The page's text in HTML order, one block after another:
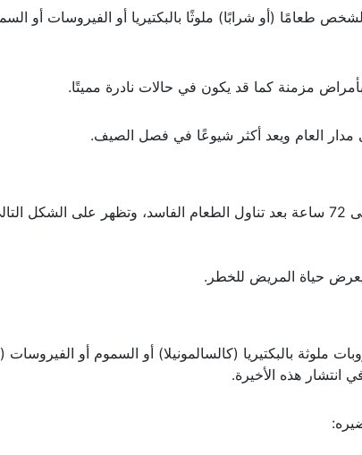
طعامًا (أو شرابًا) ملوثًا بالبكتيريا أو الفيروسات أو
مزمنة كما قد يكون في حالات نادرة مميتًا.
مدار العام ويعد أكثر شيوعًا في فصل الصيف.
حياة المريض للخطر.
ملوثة بالبكتيريا (كالسالمونيلا) أو السموم أو الفيروسات
انتشار هذه الأخيرة.